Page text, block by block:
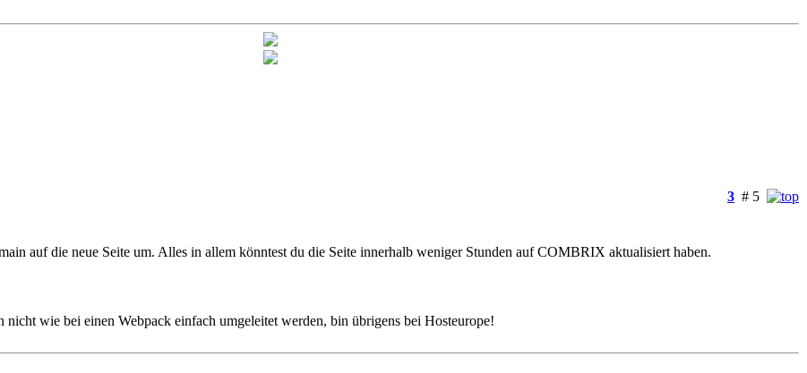
3 # 5
auf die neue Seite um. Alles in allem könntest du die Seite innerhalb weniger Stunden auf COMBRIX aktualisiert haben.
wie bei einen Webpack einfach umgeleitet werden, bin übrigens bei Hosteurope!